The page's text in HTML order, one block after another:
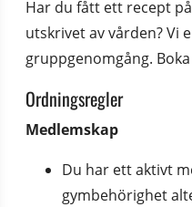
Har du fått ett recept
utskrivet av vården? Vi
gruppgenomgång.
Ordningsregler
Medlemskap
Du har ett aktivt
gymbehörighet